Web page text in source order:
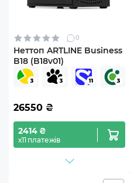
0
Неттоп ARTLINE Business
B18 (B18v01)
26550 ₴
2414 ₴
х11 платежів